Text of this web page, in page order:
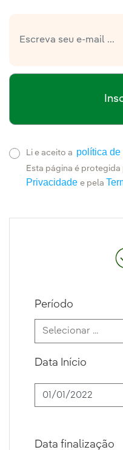
Data Início
Data finalização
Período
Li e aceito a política
Esta página é protegida
Privacidade e pela